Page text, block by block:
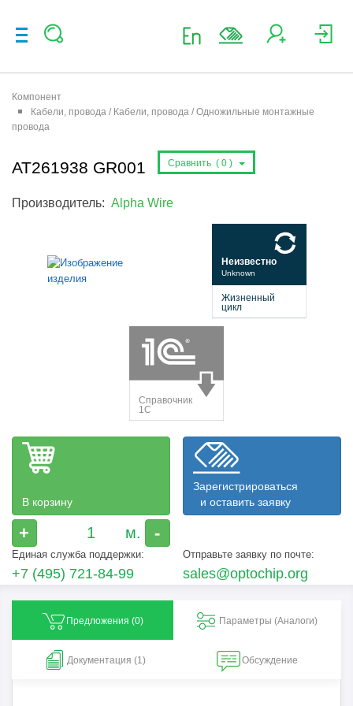
Компонент
Кабели, провода / Кабели, провода / Одножильные монтажные
провода
AT261938 GR001 Сравнить ( 0 )
Производитель: Alpha Wire
В корзину
+ -
Зарегистрироваться
и оставить заявку
Единая служба поддержки:
+7 (495) 721-84-99
Отправьте заявку по почте:
sales@optochip.org
Предложения (0) Параметры (Aналоги)
Документация (1) Обсуждение